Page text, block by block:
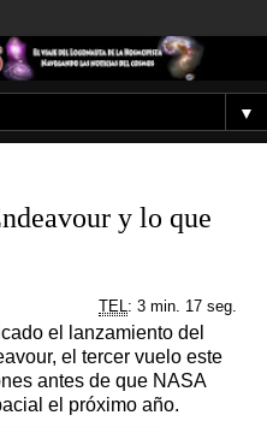
▼
y lo que
TEL : 3 min. 17 seg.
el lanzamiento del
el tercer vuelo este
antes de que NASA
el próximo año.